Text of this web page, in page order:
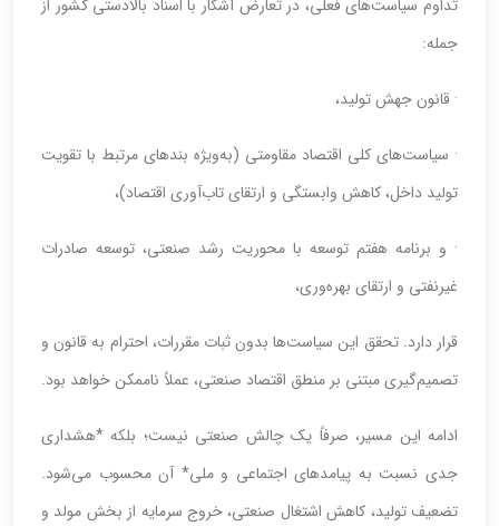
تداوم سیاست‌های فعلی، در تعارض آشکار با اسناد بالادستی کشور از
جمله:
· قانون جهش تولید،
· سیاست‌های کلی اقتصاد مقاومتی (به‌ویژه بندهای مرتبط با تقویت
تولید داخل، کاهش وابستگی و ارتقای تاب‌آوری اقتصاد)،
· و برنامه هفتم توسعه با محوریت رشد صنعتی، توسعه صادرات
غیرنفتی و ارتقای بهره‌وری،
قرار دارد. تحقق این سیاست‌ها بدون ثبات مقررات، احترام به قانون و
تصمیم‌گیری مبتنی بر منطق اقتصاد صنعتی، عملاً ناممکن خواهد بود.
ادامه این مسیر، صرفاً یک چالش صنعتی نیست؛ بلکه *هشداری
جدی نسبت به پیامدهای اجتماعی و ملی* آن محسوب می‌شود.
تضعیف تولید، کاهش اشتغال صنعتی، خروج سرمایه از بخش مولد و